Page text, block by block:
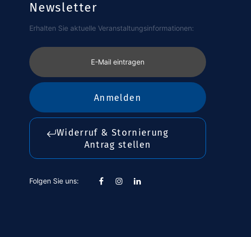
Newsletter
Erhalten Sie aktuelle Veranstaltungsinformationen:
E-Mail eintragen
Anmelden
Widerruf & Stornierung
Antrag stellen
Folgen Sie uns: